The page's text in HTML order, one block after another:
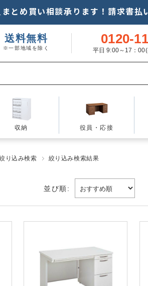
とめ買い相談承ります！請求書払
送料無料
※一部地域を除く
0120-
平日 9:00～17：00(
収納 役員・応接
り込み検索 絞り込み検索結果
並び順: